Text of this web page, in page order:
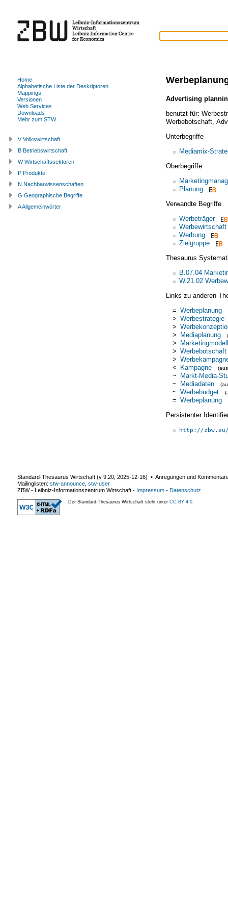
Advertising
benutzt für:
Werbebotschaft,
Unterbegriffe
Mediamix-
Oberbegriffe
Planung
Verwandte Begriffe
Werbeträger
Werbewirtschaft
Werbung
Zielgruppe
Thesaurus
B.07.04
W.21.02
Links zu anderen
= Werbeplanung
> Werbestrategie
>
> Mediaplanung
> Marketingmodell
> Werbebotschaft
>
< Kampagne
~ Markt-Media-
~ Mediadaten
~ Werbebudget
= Werbeplanung
Persistenter
http://
Home
Alphabetische Liste der Deskriptoren
Mappings
Versionen
Web Services
Downloads
Mehr zum STW
V Volkswirtschaft
B Betriebswirtschaft
W Wirtschaftssektoren
P Produkte
N Nachbarwissenschaften
G Geographische Begriffe
A Allgemeinwörter
Standard-Thesaurus Wirtschaft (v 9.20 2025-12-16) ▪ Anregungen und
Mailinglisten: stw-announce stw-user
ZBW - Leibniz-Informationszentrum Wirtschaft - Impressum - Datenschutz
Der Standard-Thesaurus Wirtschaft steht unter CC BY 4.0